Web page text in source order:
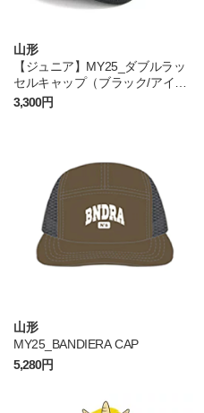
山形
【ジュニア】MY25_ダブルラッ
セルキャップ（ブラック/アイコ
ン）
3,300円
山形
MY25_BANDIERA CAP
5,280円